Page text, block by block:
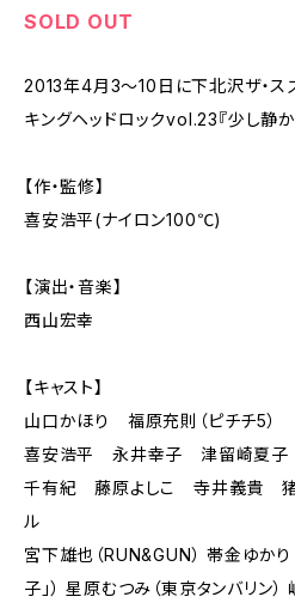
SOLD OUT
2013年4月3〜10日に下北沢ザ・ス
キングヘッドロックvol.23『少し静か
【作・監修】
喜安浩平(ナイロン100℃)
【演出・音楽】
西山宏幸
【キャスト】
山口かほり 福原充則（ピチチ5）
喜安浩平 永井幸子 津留崎夏
千有紀 藤原よしこ 寺井義貴
ル
宮下雄也（RUN&GUN） 帯金ゆか
子」） 星原むつみ（東京タンバリン）